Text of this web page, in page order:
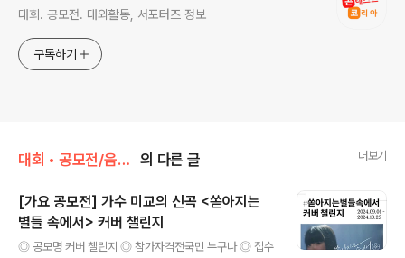
대회. 공모전. 대외활동, 서포터즈 정보
구독하기
대회 • 공모전/음악 • 가요 • 댄스 의 다른 글 더보기
[가요 공모전] 가수 미교의 신곡 <쏟아지는
별들 속에서> 커버 챌린지
◎ 공모명 커버 챌린지 ◎ 참가자격전국민 누구나 ◎ 접수